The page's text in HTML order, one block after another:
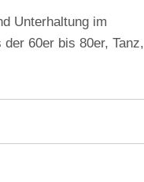
Unterhaltung im
60er bis 80er, Tanz,